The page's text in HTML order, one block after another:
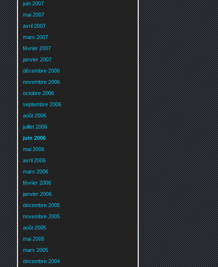
juin 2007
mai 2007
avril 2007
mars 2007
février 2007
janvier 2007
décembre 2006
novembre 2006
octobre 2006
septembre 2006
août 2006
juillet 2006
juin 2006
mai 2006
avril 2006
mars 2006
février 2006
janvier 2006
décembre 2005
novembre 2005
août 2005
mai 2005
mars 2005
décembre 2004